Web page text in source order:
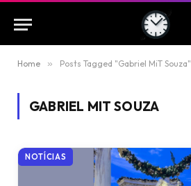
Home » Posts Tagged "Gabriel MiT Souza"
GABRIEL MIT SOUZA
NOTÍCIAS